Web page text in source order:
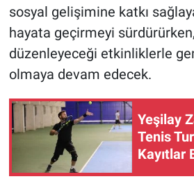
sosyal gelişimine katkı
hayata geçirmeyi
düzenleyeceği etkinliklerle
olmaya devam edecek.
Yeşilay
Tenis
Kayıtlar